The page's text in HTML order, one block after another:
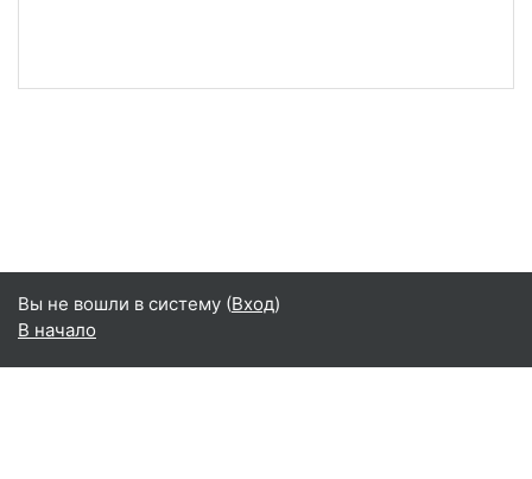
Вы не вошли в систему (Вход)
В начало
Русский ‎(ru)‎